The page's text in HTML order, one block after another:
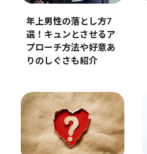
年上男性の落とし方7
選！キュンとさせるア
プローチ方法や好意あ
りのしぐさも紹介